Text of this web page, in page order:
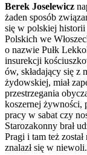
Berek Joselewicz
żaden sposób
się w polskiej
Polskich we
o nazwie Pułk
insurekcji
ów, składający się z
żydowskiej, miał
przestrzegania
koszernej żywności,
pracy w sabat czy
Starozakonny brał
Pragi i tam też
znalazł się w niewoli.